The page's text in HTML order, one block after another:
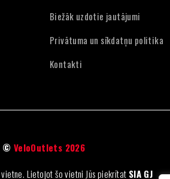
Biežāk uzdotie jautājumi
Privātuma un sīkdatņu politika
Kontakti
© VeloOutlets 2026
vietne. Lietojot šo vietni Jūs piekrītat SIA GJ